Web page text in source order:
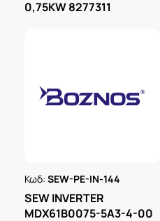
0,75KW 8277311
Κωδ:SEW-PE-IN-144
SEW INVERTER
MDX61B0075-5A3-4-00